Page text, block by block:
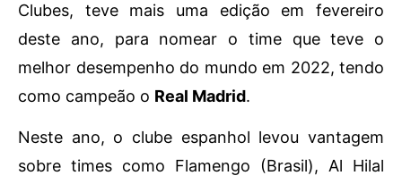
Clubes, teve mais uma edição em fevereiro
deste ano, para nomear o time que teve o
melhor desempenho do mundo em 2022, tendo
como campeão o Real Madrid.
Neste ano, o clube espanhol levou vantagem
sobre times como Flamengo (Brasil), Al Hilal